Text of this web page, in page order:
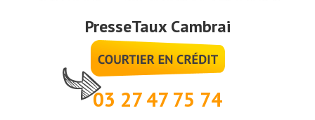
PresseTaux Cambrai
03 27 47 75 74